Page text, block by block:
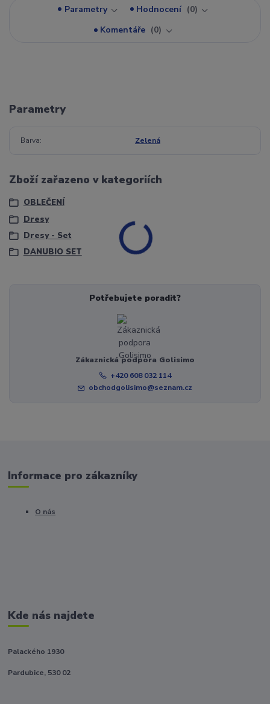
Parametry Hodnocení
0
Komentáře
0
Parametry
Barva Zelená
Zboží zařazeno v kategoriích
OBLEČENÍ
Dresy
Dresy - Set
DANUBIO SET
Potřebujete poradit?
Zákaznická podpora Golisimo
+420 608 032 114
obchodgolisimo@seznam.cz
Informace pro zákazníky
O nás
Kde nás najdete
Palackého 1930
Pardubice, 530 02